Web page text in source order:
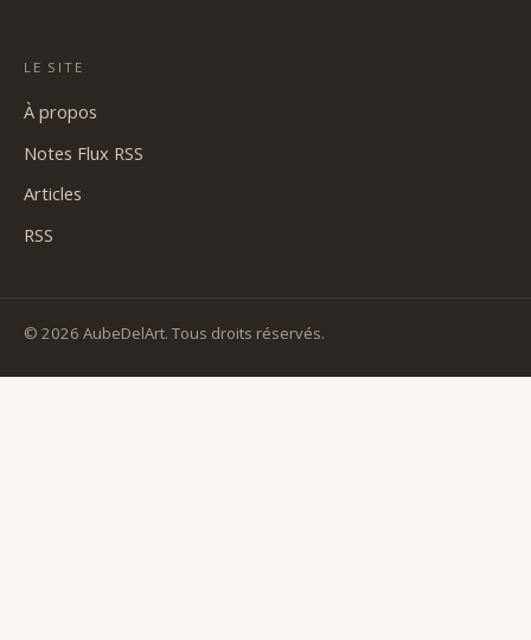
LE SITE
À propos
Notes Flux RSS
Articles
RSS
© 2026 AubeDelArt. Tous droits réservés.